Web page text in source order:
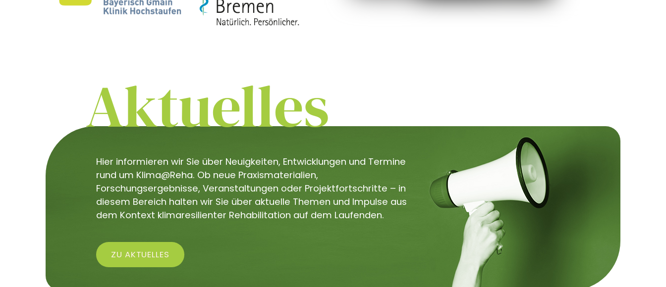
Aktuelles
Hier informieren wir Sie über Neuigkeiten, Entwicklungen und Termine
rund um Klima@Reha. Ob neue Praxismaterialien,
Forschungsergebnisse, Veranstaltungen oder Projektfortschritte – in
diesem Bereich halten wir Sie über aktuelle Themen und Impulse aus
dem Kontext klimaresilienter Rehabilitation auf dem Laufenden.
ZU AKTUELLES